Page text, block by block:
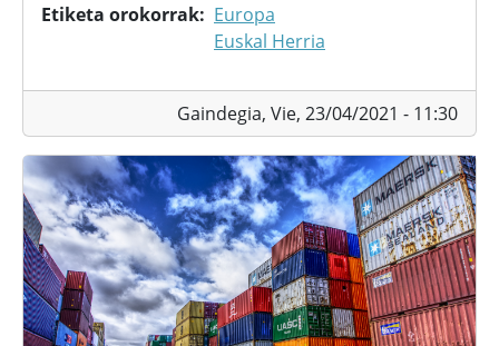
Etiketa orokorrak
Europa
Euskal Herria
Gaindegia, Vie, 23/04/2021 - 11:30